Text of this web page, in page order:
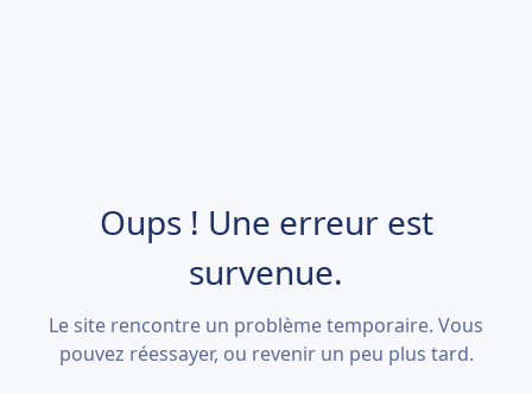
Oups ! Une erreur est
survenue.
Le site rencontre un problème temporaire. Vous
pouvez réessayer, ou revenir un peu plus tard.